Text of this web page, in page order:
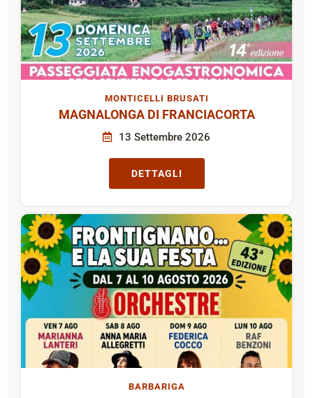
MONTICELLI BRUSATI
MAGNALONGA DI FRANCIACORTA
13 Settembre 2026
DETTAGLI
BARBARIGA